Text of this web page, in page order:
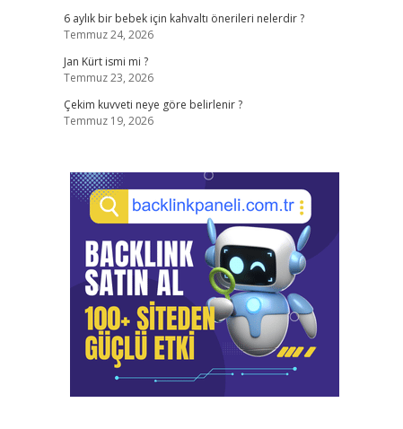
6 aylık bir bebek için kahvaltı önerileri nelerdir ?
Temmuz 24, 2026
Jan Kürt ismi mi ?
Temmuz 23, 2026
Çekim kuvveti neye göre belirlenir ?
Temmuz 19, 2026